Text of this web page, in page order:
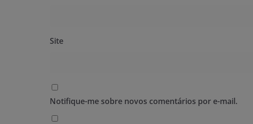
Site
Notifique-me sobre novos comentários por e-mail.